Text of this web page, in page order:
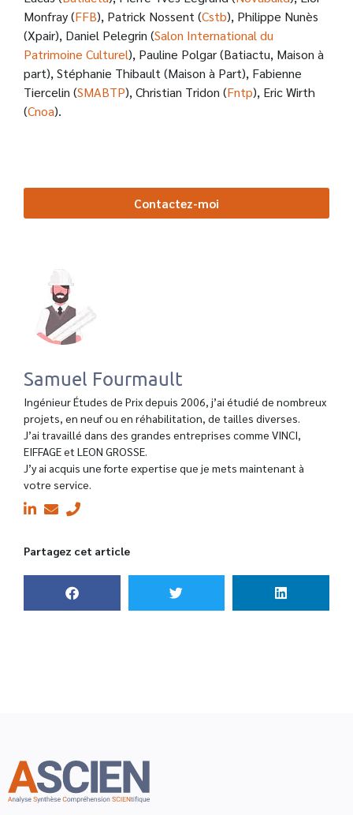
Monfray (FFB), Patrick Nossent (Cstb), Philippe Nunès
(Xpair), Daniel Pelegrin (Salon International du
Patrimoine Culturel), Pauline Polgar (Batiactu, Maison à
part), Stéphanie Thibault (Maison à Part), Fabienne
Tiercelin (SMABTP), Christian Tridon (Fntp), Eric Wirth
(Cnoa).
Contactez-moi
Samuel Fourmault
Ingénieur Études de Prix depuis 2006, j’ai étudié de nombreux
projets, en neuf ou en réhabilitation, de tailles diverses.
J’ai travaillé dans des grandes entreprises comme VINCI,
EIFFAGE et LEON GROSSE.
J’y ai acquis une forte expertise que je mets maintenant à
votre service.
Partagez cet article